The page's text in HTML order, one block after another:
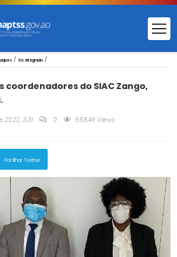
/ Sis. Integrado/
coordenadores do SIAC Zango,
3:31 0 55849 Views
Partilhar Twitter